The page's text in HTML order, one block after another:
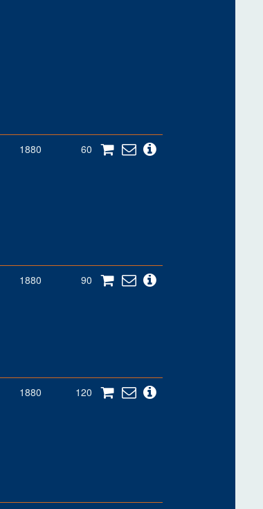
1880 60
1880 90
1880 120